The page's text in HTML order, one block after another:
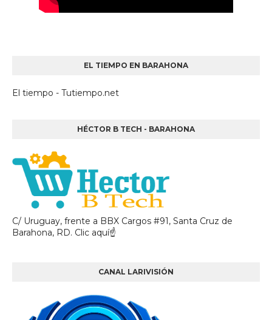
EL TIEMPO EN BARAHONA
El tiempo - Tutiempo.net
HÉCTOR B TECH - BARAHONA
C/ Uruguay, frente a BBX Cargos #91, Santa Cruz de
Barahona, RD. Clic aquí☝
CANAL LARIVISIÓN